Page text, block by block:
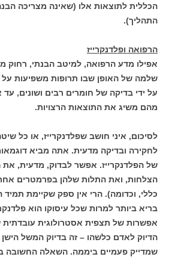
הכללית לתוצאות אלו (שאינה מצריכה
התהליך).
הרפואה ופלדנקרייז
אפילו מדע הרפואה, למיטב הבנתי, רחוק
שלמה של האופן שבו תרופות משפיעות
על ידי בדיקה של חומרים רבים ושונים,
מהם משיג את התוצאות הרצויות.
לסיכום, איני חושב שפלדנקרייז, או כל
לחקירה ובדיקה מדעית. אתה מביא
של הפלדנקרייז. אפשר לבדוק, מדעית, את
הצלחות, ואת התלות שלהן בפרמטרים
כללי, וכדומה). הרי אין ספק שקיימת
בריא ביותר למרות שכל עיסוקו הוא
אפשרות של תצפית אסטרולוגית
הדיוק לאדם כלשהו – זה בדיוק המשל
שמדייק פעמיים ביממה. השאלה החשובה